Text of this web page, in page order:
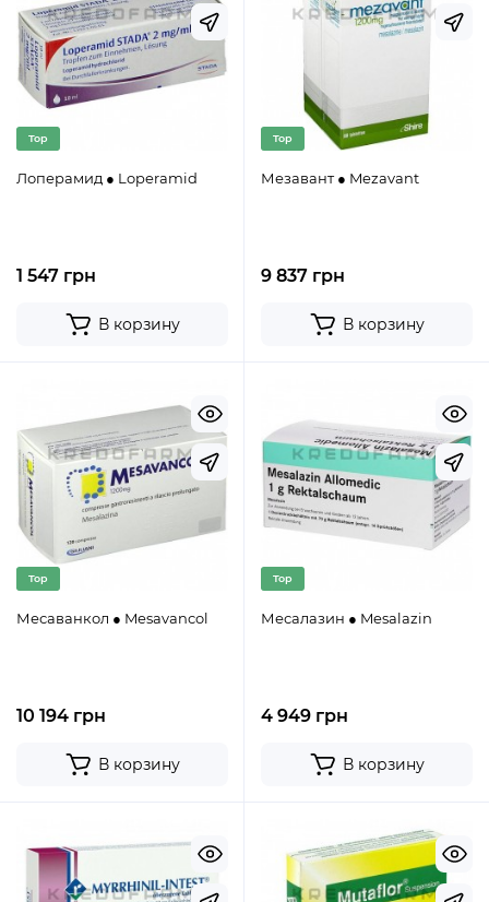
Top
Лоперамид ● Loperamid
1 547 грн
В корзину
Top
Мезавант ● Mezavant
9 837 грн
В корзину
Top
Месаванкол ● Mesavancol
10 194 грн
В корзину
Top
Месалазин ● Mesalazin
4 949 грн
В корзину